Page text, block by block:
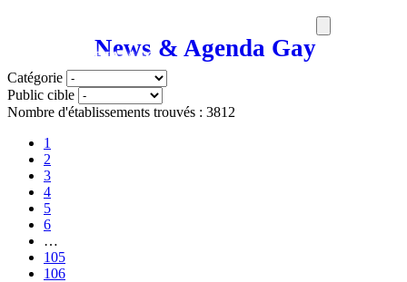
News & Agenda Gay
MEDIAMAG
Catégorie
Public cible
Nombre d'établissements trouvés : 3812
1
2
3
4
5
6
…
105
106